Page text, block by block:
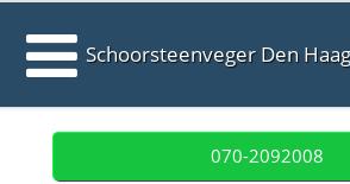
Schoorsteenveger Den
070-2092008